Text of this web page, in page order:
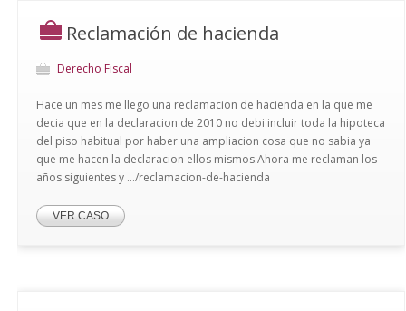
Reclamación de hacienda
Derecho Fiscal
Hace un mes me llego una reclamacion de hacienda en la que me
decia que en la declaracion de 2010 no debi incluir toda la hipoteca
del piso habitual por haber una ampliacion cosa que no sabia ya
que me hacen la declaracion ellos mismos.Ahora me reclaman los
años siguientes y .../reclamacion-de-hacienda
VER CASO